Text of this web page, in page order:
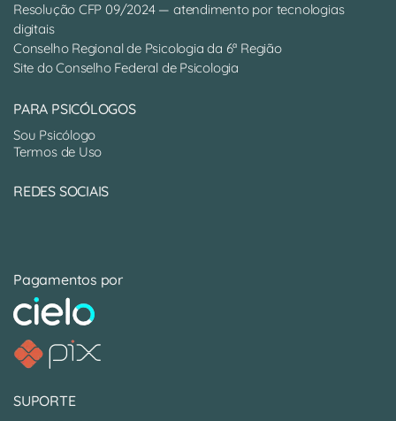
Resolução CFP 09/2024 — atendimento por tecnologias
digitais
Conselho Regional de Psicologia da 6ª Região
Site do Conselho Federal de Psicologia
PARA PSICÓLOGOS
Sou Psicólogo
Termos de Uso
REDES SOCIAIS
Pagamentos por
SUPORTE